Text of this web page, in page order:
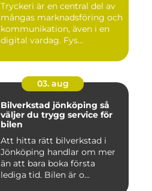
Tryckeri är en central del av
mångas marknadsföring och
kommunikation, även i en
digital vardag. Fys...
03. aug
Bilverkstad jönköping så
väljer du trygg service för
bilen
Att hitta rätt bilverkstad i
Jönköping handlar om mer
än att bara boka första
lediga tid. Bilen är o...